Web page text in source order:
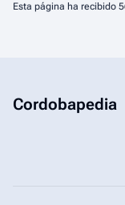
Esta página ha recibido
Cordobapedia